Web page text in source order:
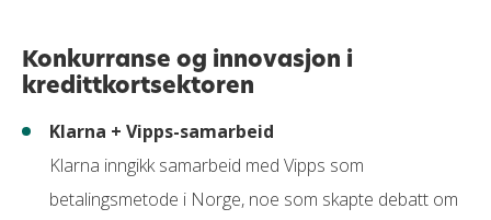
Konkurranse og innovasjon i
kredittkortsektoren
Klarna + Vipps-samarbeid
Klarna inngikk samarbeid med Vipps som
betalingsmetode i Norge, noe som skapte debatt om